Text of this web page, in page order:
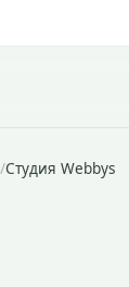
/Студия Webbys